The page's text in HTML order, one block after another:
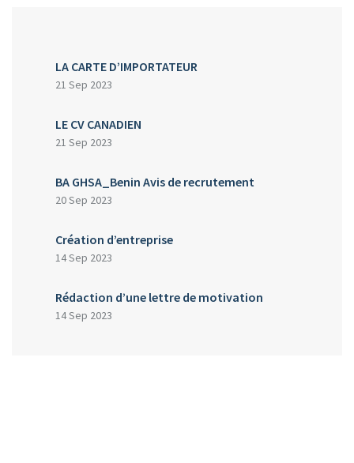
LA CARTE D’IMPORTATEUR
21 Sep 2023
LE CV CANADIEN
21 Sep 2023
BA GHSA_Benin Avis de recrutement
20 Sep 2023
Création d’entreprise
14 Sep 2023
Rédaction d’une lettre de motivation
14 Sep 2023